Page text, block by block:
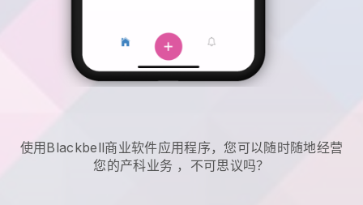
使用Blackbell商业软件应用程序，您可以随时随地经营
您的产科业务 ，不可思议吗？